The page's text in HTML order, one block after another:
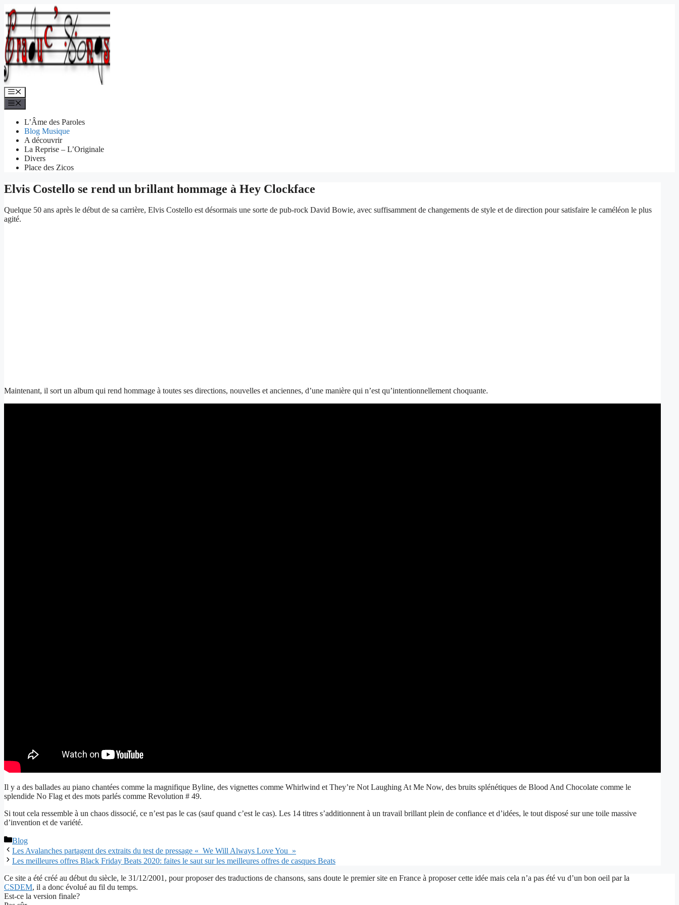
Aller
au
contenu
Menu
L’Âme des Paroles
Blog Musique
A découvrir
La Reprise – L’Originale
Divers
Place des Zicos
Elvis Costello se rend un brillant hommage à Hey Clockface
Quelque 50 ans après le début de sa carrière, Elvis Costello est désormais une sorte de pub-rock David Bowie, avec suffisamment de changements de style et de direction pour satisfaire le caméléon le plus
agité.
Maintenant, il sort un album qui rend hommage à toutes ses directions, nouvelles et anciennes, d’une manière qui n’est qu’intentionnellement choquante.
Il y a des ballades au piano chantées comme la magnifique Byline, des vignettes comme Whirlwind et They’re Not Laughing At Me Now, des bruits splénétiques de Blood And Chocolate comme le
splendide No Flag et des mots parlés comme Revolution # 49.
Si tout cela ressemble à un chaos dissocié, ce n’est pas le cas (sauf quand c’est le cas). Les 14 titres s’additionnent à un travail brillant plein de confiance et d’idées, le tout disposé sur une toile massive
d’invention et de variété.
Catégories
Blog
Les Avalanches partagent des extraits du test de pressage « We Will Always Love You »
Les meilleures offres Black Friday Beats 2020: faites le saut sur les meilleures offres de casques Beats
Ce site a été créé au début du siècle, le 31/12/2001, pour proposer des traductions de chansons, sans doute le premier site en France à proposer cette idée mais cela n’a pas été vu d’un bon oeil par la
CSDEM, il a donc évolué au fil du temps.
Est-ce la version finale?